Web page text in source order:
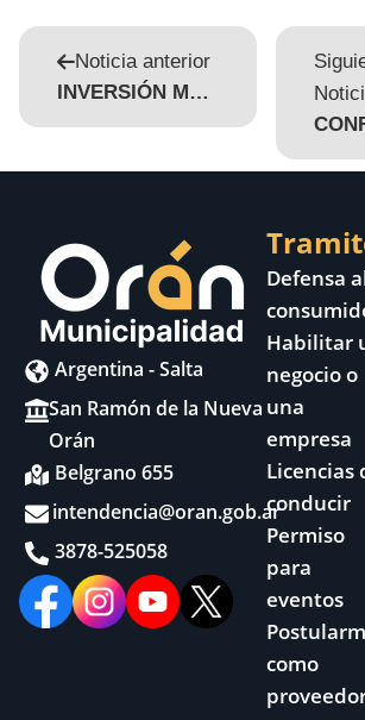
Noticia anterior
INVERSIÓN MUNICIPAL DE $5.733.000 PARA EL DESARROLLO Y ORDENAMIENTO TERRITORIAL
Argentina - Salta
San Ramón de la Nueva
Orán
Belgrano 655
intendencia@oran.gob.ar
3878-525058
Defensa
Habilitar
negocio o
una
empresa
Licencias
conducir
Permiso
para
eventos
como